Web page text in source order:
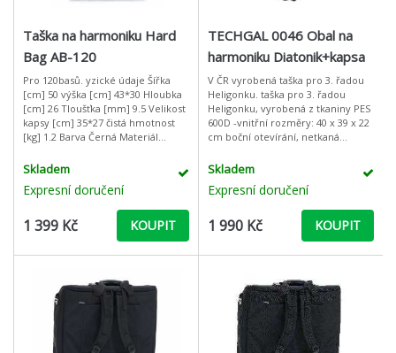
Taška na harmoniku Hard
Bag AB-120
Pro 120basů. yzické údaje Šířka
[cm] 50 výška [cm] 43*30 Hloubka
[cm] 26 Tloušťka [mm] 9.5 Velikost
kapsy [cm] 35*27 čistá hmotnost
[kg] 1.2 Barva Černá Materiál
Skladem
Expresní doručení
1 399 Kč KOUPIT
TECHGAL 0046 Obal na
harmoniku Diatonik+kapsa
V ČR vyrobená taška pro 3. řadou
Heligonku. taška pro 3. řadou
Heligonku, vyrobená z tkaniny PES
600D -vnitřní rozměry: 40 x 39 x 22
cm boční otevírání, netkaná
20 mm Polyuretan , dík
Skladem
Expresní doručení
1 990 Kč KOUPIT